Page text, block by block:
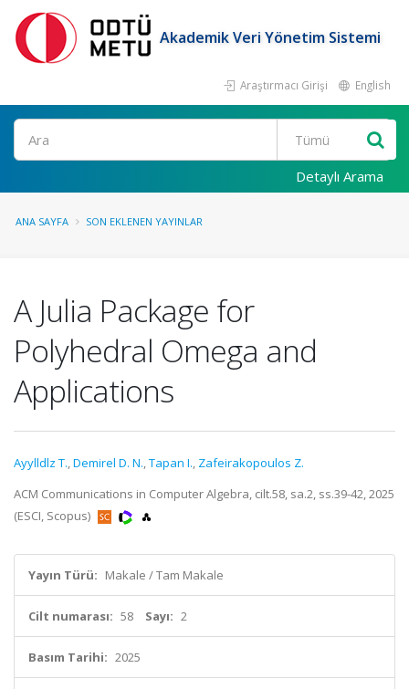
Akademik Veri Yönetim Sistemi
Araştırmacı Girişi English
Ara
Detaylı Arama
ANA SAYFA SON EKLENEN YAYINLAR
A Julia Package for
Polyhedral Omega and
Applications
Ayylldlz T.,Demirel D. N.,Tapan I., Zafeirakopoulos Z.
ACM Communications in Computer Algebra, cilt.58, sa.2, ss.39-42, 2025
(ESCI, Scopus)
Yayın Türü: Makale / Tam Makale
Cilt numarası: 58 Sayı: 2
Basım Tarihi: 2025